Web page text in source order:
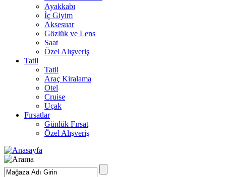
Ayakkabı
İç Giyim
Aksesuar
Gözlük ve Lens
Saat
Özel Alışveriş
Tatil
Tatil
Araç Kiralama
Otel
Cruise
Uçak
Fırsatlar
Günlük Fırsat
Özel Alışveriş